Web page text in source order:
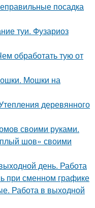
посадка
туи. Фузариоз
обработать тую от
Мошки на
деревянного
своими руками.
шов» своими
день. Работа
при сменном графике
Работа в выходной